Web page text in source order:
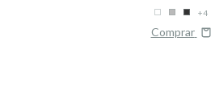
+4
Comprar